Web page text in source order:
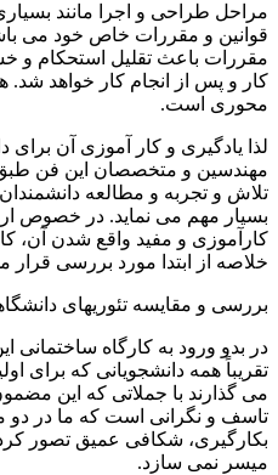
مراحل طراحی و اجرا مانند
قوانین و مقررات خاص خود می
مقررات باعث تقلیل استحکام و
کار و پس از انجام کار خواهد
محوری است.
لذا یادگیری و کار آموزی آن برای
مهندسین و متخصصان این فن طبق
تلاش و تجربه و مطالعه
بسیار مهم می نماید. در خصوص
کارآموزی و مفید واقع شدن آن،
خلاصه از ابتدا مورد بررسی قرار
بررسی و مقایسه تئوریهای
در بدو ورود به کارگاه
تقریباً همه دانشجویانی که برای
می گذارند با جملاتی که این
تاسف و نگرانی است که ما در دو
بکارگیری، شکافی عمیق تصور
میسر نمی سازد.